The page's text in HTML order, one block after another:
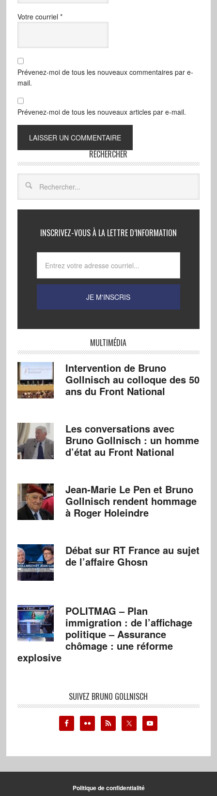
Votre courriel *
Prévenez-moi de tous les nouveaux commentaires par e-
mail.
Prévenez-moi de tous les nouveaux articles par e-mail.
RECHERCHER
INSCRIVEZ-VOUS À LA LETTRE D’INFORMATION
MULTIMÉDIA
Intervention de Bruno
Gollnisch au colloque des 50
ans du Front National
Les conversations avec
Bruno Gollnisch : un homme
d’état au Front National
Jean-Marie Le Pen et Bruno
Gollnisch rendent hommage
à Roger Holeindre
Débat sur RT France au sujet
de l’affaire Ghosn
POLITMAG – Plan
immigration : de l’affichage
politique – Assurance
chômage : une réforme
explosive
SUIVEZ BRUNO GOLLNISCH
Politique de confidentialité